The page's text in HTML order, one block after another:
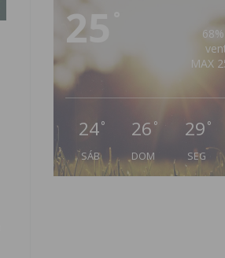
25
MAX
24°
SÁB
26 °
DOM
29 °
SEG